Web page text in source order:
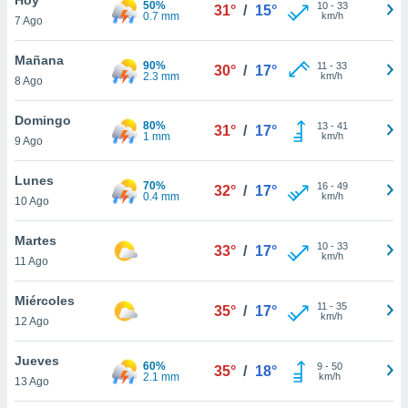
y
en
más
de
7 Ago
50%
0.7 mm
31° / 15° 10- 33
km/h
Mañana
8 Ago
90%
2.3 mm
30° / 17° 11 - 33
km/h
Domingo
9 Ago
80%
1 mm
31° / 17° 13- 41
km/h
Lunes
10 Ago
70%
0.4 mm
32° / 17° 16- 49
km/h
Martes
11 Ago
33° / 17° 10- 33
km/h
Miércoles
12 Ago
35° / 17° 11 - 35
km/h
Jueves
13 Ago
60%
2.1 mm
35° / 18° 9- 50
km/h